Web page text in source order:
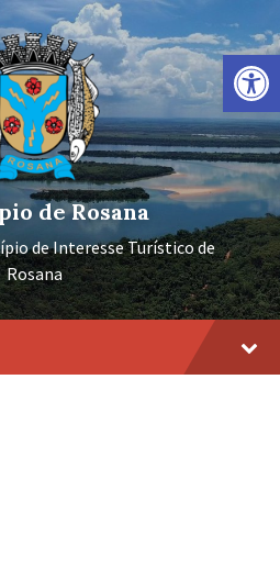
Barra de Ferramentas Aberta
de Rosana
de Interesse Turístico de
Rosana